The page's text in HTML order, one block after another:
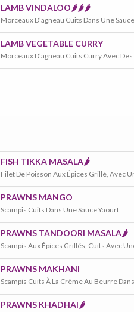
LAMB VINDALOO🌶️🌶️🌶️
LAMB VEGETABLE CURRY
FISH TIKKA MASALA🌶️
PRAWNS MANGO
Scampis Cuits Dans Une Sauce Yaourt
PRAWNS TANDOORI MASALA🌶️
PRAWNS MAKHANI
PRAWNS KHADHAI🌶️